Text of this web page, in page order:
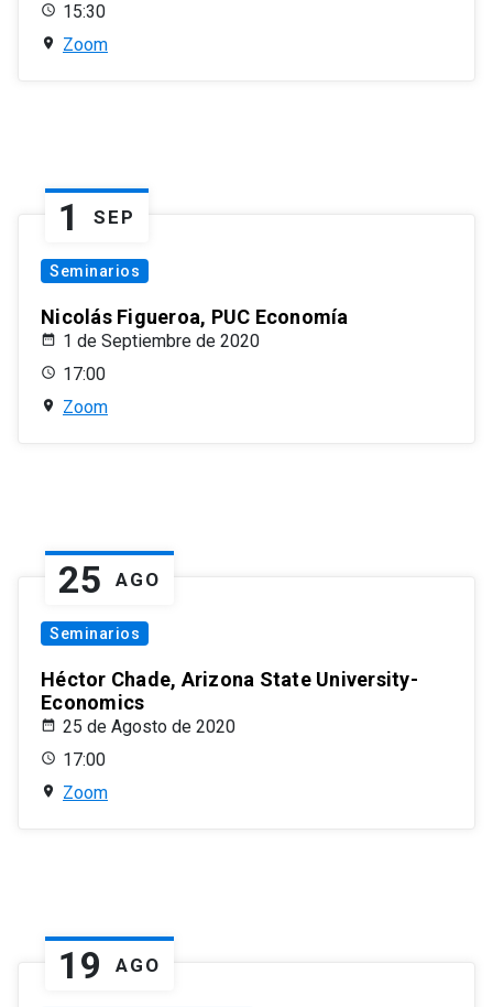
15:30
Zoom
1 SEP
Seminarios
Nicolás Figueroa, PUC Economía
1 de Septiembre de 2020
17:00
Zoom
25 AGO
Seminarios
Héctor Chade, Arizona State University-
Economics
25 de Agosto de 2020
17:00
Zoom
19 AGO